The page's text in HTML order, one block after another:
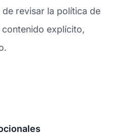
revisar la política de
explícito,